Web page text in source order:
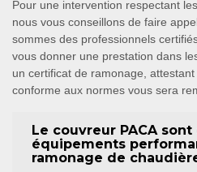
Pour une intervention respectant
nous vous conseillons de faire
sommes des professionnels
vous donner une prestation dans
un certificat de ramonage,
conforme aux normes vous sera
Le couvreur PACA
équipements
ramonage de